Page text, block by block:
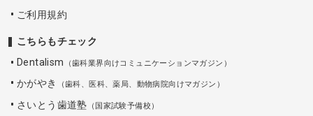
ご利用規約
こちらもチェック
Dentalism
（歯科業界向けコミュニケーションマガジン）
かがやき （歯科、医科、薬局、動物病院向けマガジン）
さいとう歯道塾 （国家試験予備校）